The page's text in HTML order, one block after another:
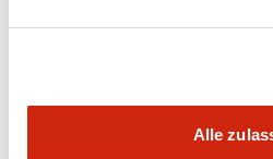
Alle
Dokumente und Dateien